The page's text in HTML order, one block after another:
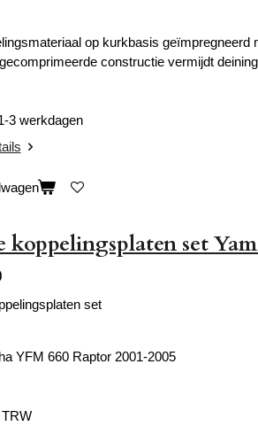
op kurkbasis geïmpregneerd
constructie vermijdt
3 werkdagen
koppelingsplaten set
set
YFM 660 Raptor 2001-2005
TRW